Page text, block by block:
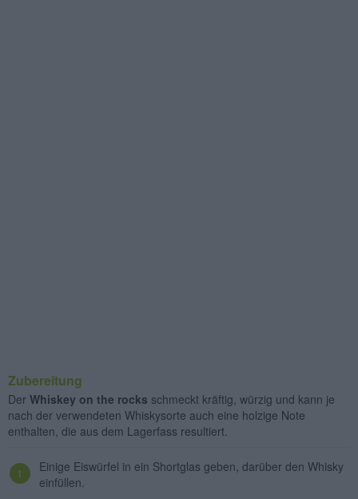
Zubereitung
Der Whiskey on the rocks schmeckt kräftig, würzig und kann je
nach der verwendeten Whiskysorte auch eine holzige Note
enthalten, die aus dem Lagerfass resultiert.
Einige Eiswürfel in ein Shortglas geben, darüber den Whisky
einfüllen.